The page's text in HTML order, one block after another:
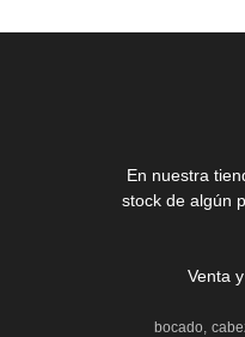
En nuestra
stock de algún
Venta
bocado